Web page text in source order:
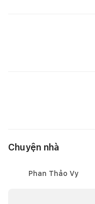
Chuyện nhà
Phan Thảo Vy